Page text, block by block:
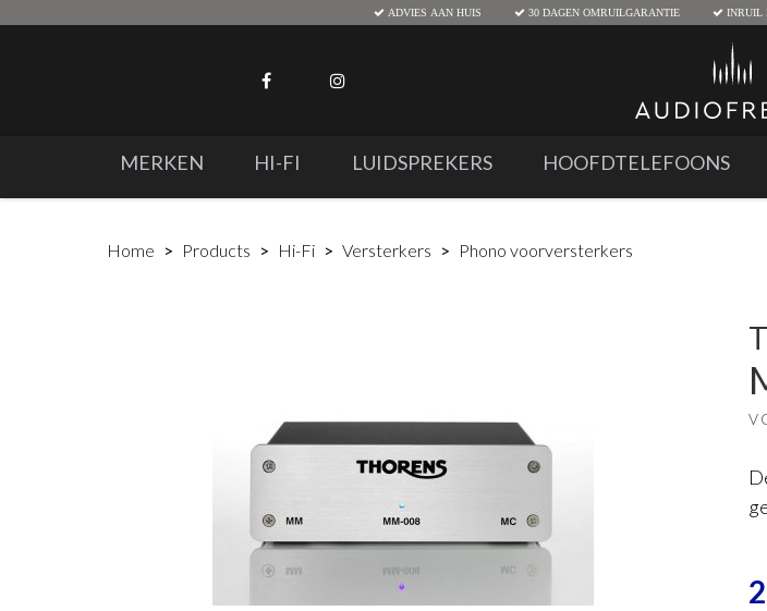
ADVIES AAN HUIS 30 DAGEN OMRUILGARANTIE INRUIL
MERKEN HI-FI LUIDSPREKERS HOOFDTELEFOONS
Home Products Hi-Fi Versterkers Phono voorversterkers